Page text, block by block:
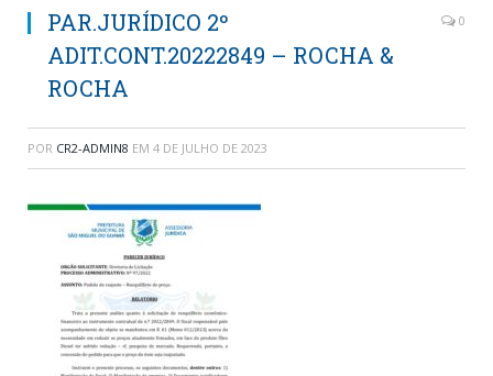
PAR.JURÍDICO 2º
ADIT.CONT.20222849 – ROCHA &
ROCHA
0
POR CR2-ADMIN8 EM 4 DE JULHO DE 2023